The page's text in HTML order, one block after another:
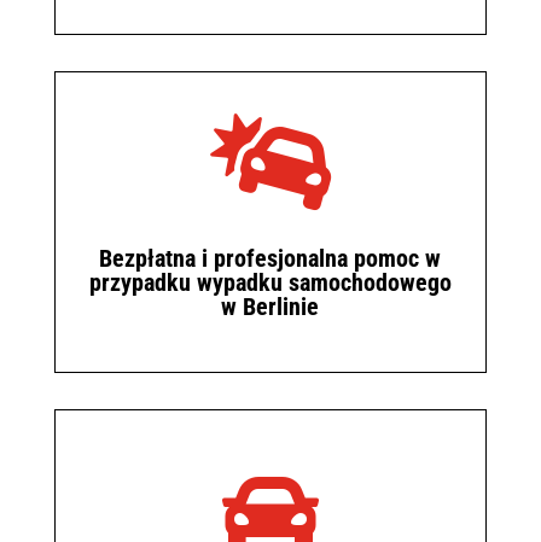

Bezpłatna i profesjonalna pomoc w
przypadku wypadku samochodowego
w Berlinie
